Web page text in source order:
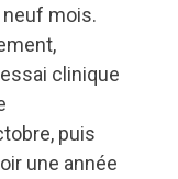
mois.
clinique
puis
une année